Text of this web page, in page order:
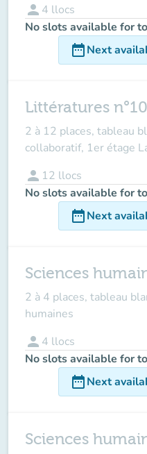
person 4 llocs
No slots available for
date_rangeNext
Littératures
2 à 12 places, tableau
collaboratif, 1er étage
person 12 llocs
No slots available for
date_rangeNext
Sciences
2 à 4 places, tableau
humaines
person 4 llocs
No slots available for
date_rangeNext
Sciences